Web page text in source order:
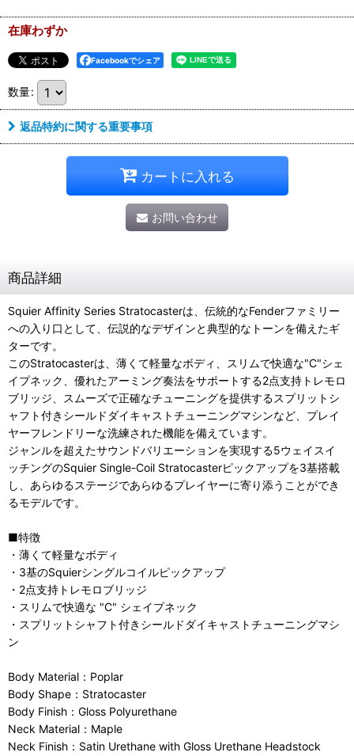
在庫わずか
Facebookでシェア
数量:
返品特約に関する重要事項
カートに入れる
お問い合わせ
商品詳細
Squier Affinity Series Stratocasterは、伝統的なFenderファミリー
への入り口として、伝説的なデザインと典型的なトーンを備えたギ
ターです。
このStratocasterは、薄くて軽量なボディ、スリムで快適な"C"シェ
イプネック、優れたアーミング奏法をサポートする2点支持トレモロ
ブリッジ、スムーズで正確なチューニングを提供するスプリットシ
ャフト付きシールドダイキャストチューニングマシンなど、プレイ
ヤーフレンドリーな洗練された機能を備えています。
ジャンルを超えたサウンドバリエーションを実現する5ウェイスイ
ッチングのSquier Single-Coil Stratocasterピックアップを3基搭載
し、あらゆるステージであらゆるプレイヤーに寄り添うことができ
るモデルです。
■特徴
・薄くて軽量なボディ
・3基のSquierシングルコイルピックアップ
・2点支持トレモロブリッジ
・スリムで快適な "C" シェイプネック
・スプリットシャフト付きシールドダイキャストチューニングマシ
ン
Body Material：Poplar
Body Shape：Stratocaster
Body Finish：Gloss Polyurethane
Neck Material：Maple
Neck Finish：Satin Urethane with Gloss Urethane Headstock